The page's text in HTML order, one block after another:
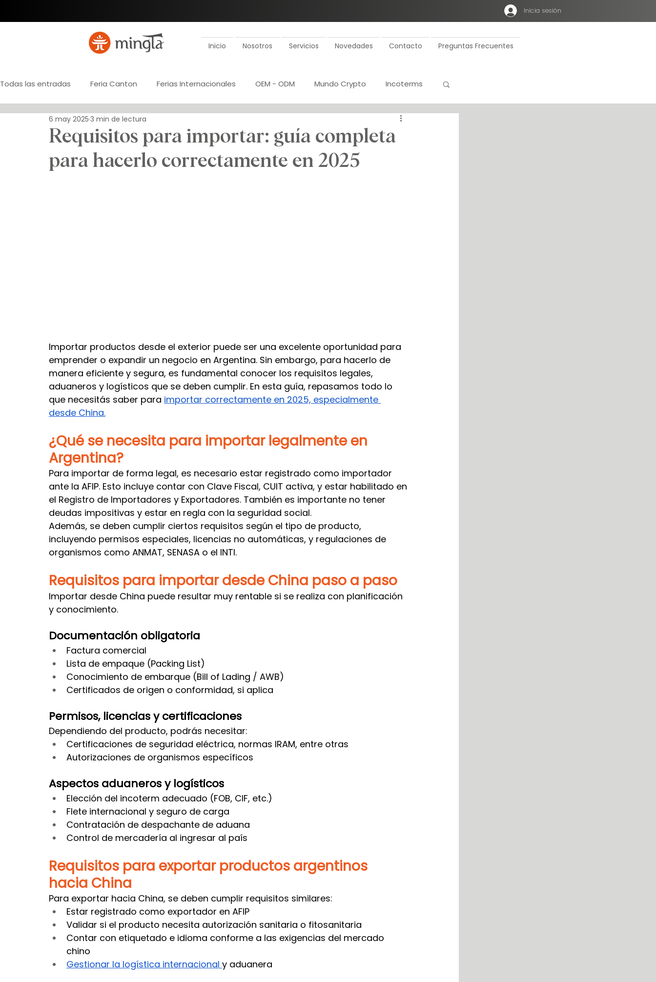
Inicia sesión
Inicio Nosotros Servicios Novedades Contacto Preguntas Frecuentes
Todas las entradas Feria Canton Ferias Internacionales OEM - ODM Mundo Crypto Incoterms
Registro de importador Marca propia
Gestión de pagos Paraguay Verificación de proveedores Inspecciones Plan de importaciones
Requisitos para importar: guía completa
para hacerlo correctamente en 2025
6 may 2025 3 min de lectura
Importar productos desde el exterior puede ser una excelente oportunidad para
emprender o expandir un negocio en Argentina. Sin embargo, para hacerlo de
manera eficiente y segura, es fundamental conocer los requisitos legales,
aduaneros y logísticos que se deben cumplir. En esta guía, repasamos todo lo
que necesitás saber para importar correctamente en 2025, especialmente
desde China.
¿Qué se necesita para importar legalmente en
Argentina?
Para importar de forma legal, es necesario estar registrado como importador
ante la AFIP. Esto incluye contar con Clave Fiscal, CUIT activa, y estar habilitado en
el Registro de Importadores y Exportadores. También es importante no tener
deudas impositivas y estar en regla con la seguridad social.
Además, se deben cumplir ciertos requisitos según el tipo de producto,
incluyendo permisos especiales, licencias no automáticas, y regulaciones de
organismos como ANMAT, SENASA o el INTI.
Requisitos para importar desde China paso a paso
Importar desde China puede resultar muy rentable si se realiza con planificación
y conocimiento.
Documentación obligatoria
Factura comercial
Lista de empaque (Packing List)
Conocimiento de embarque (Bill of Lading / AWB)
Certificados de origen o conformidad, si aplica
Permisos, licencias y certificaciones
Dependiendo del producto, podrás necesitar:
Certificaciones de seguridad eléctrica, normas IRAM, entre otras
Autorizaciones de organismos específicos
Aspectos aduaneros y logísticos
Elección del incoterm adecuado (FOB, CIF, etc.)
Flete internacional y seguro de carga
Contratación de despachante de aduana
Control de mercadería al ingresar al país
Requisitos para exportar productos argentinos
hacia China
Para exportar hacia China, se deben cumplir requisitos similares:
Estar registrado como exportador en AFIP
Validar si el producto necesita autorización sanitaria o fitosanitaria
Contar con etiquetado e idioma conforme a las exigencias del mercado
chino
Gestionar la logística internacional y aduanera